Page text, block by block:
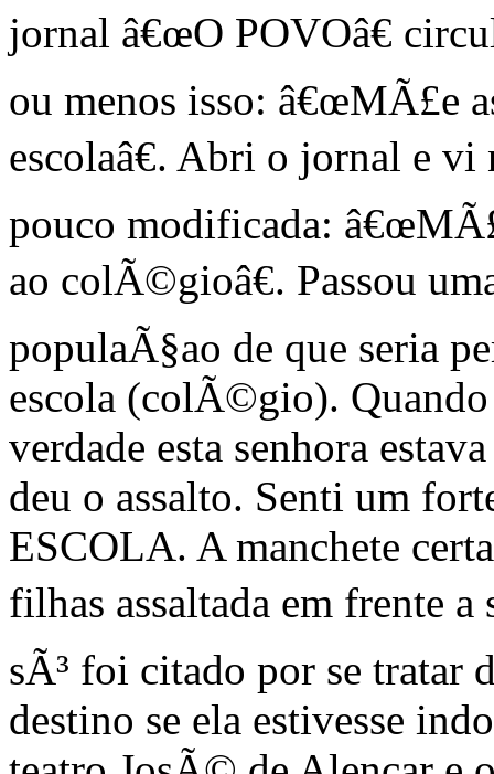
jornal â€œO POVOâ€
ou menos isso: â€œMÃ£e
escolaâ€. Abri o jornal e
pouco modificada:
ao colÃ©gioâ€. Passou
populaÃ§ao de que seria
escola (colÃ©gio). Quando
verdade esta senhora
deu o assalto. Senti um
ESCOLA. A manchete
filhas assaltada em frente a
sÃ³ foi citado por se tratar
destino se ela estivesse